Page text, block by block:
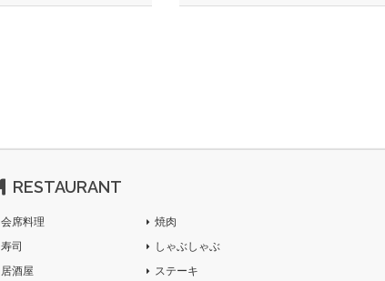
RESTAURANT
会席料理
寿司
居酒屋
焼肉
しゃぶしゃぶ
ステーキ